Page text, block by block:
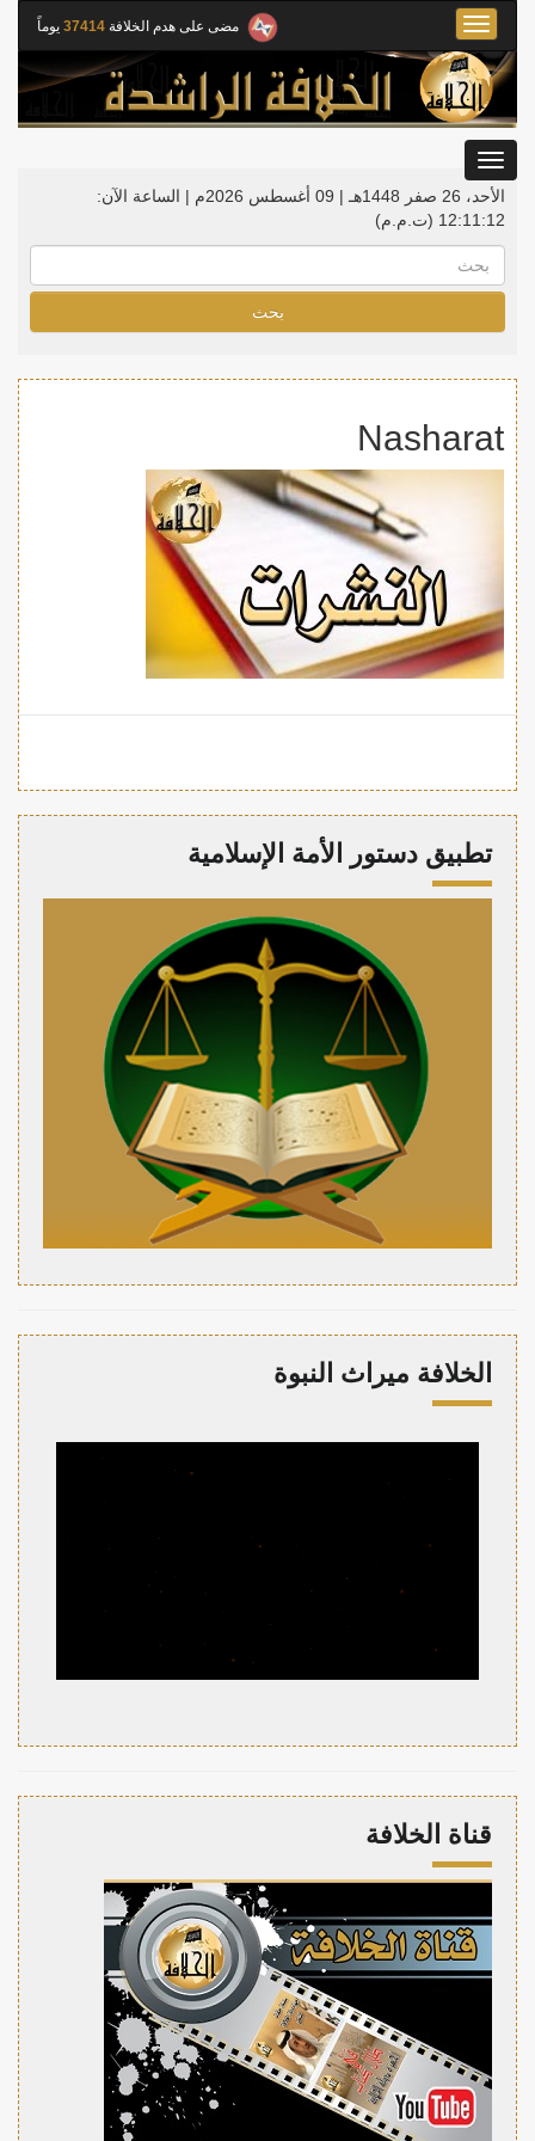
مضى على هدم الخلافة 37414 يوماً
Toggle
navigation
الأحد، 26 صفر 1448هـ | 09 أغسطس 2026م |
الساعة الآن:
12:11:12 (ت.م.م)
بحث
Nasharat
تطبيق دستور الأمة الإسلامية
الخلافة ميراث النبوة
قناة الخلافة